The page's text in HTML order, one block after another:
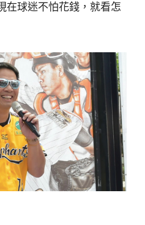
在球迷不怕花錢，就看怎